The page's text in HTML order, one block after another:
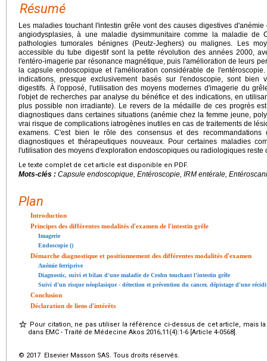
Résumé
Les maladies touchant l'intestin grêle vont des causes digestives
angiodysplasies, à une maladie dysimmunitaire comme la maladie
pathologies tumorales bénignes (Peutz-Jeghers) ou malignes. Les
accessible du tube digestif sont la petite révolution des années 2000,
l'entéro-imagerie par résonance magnétique, puis l'amélioration de leurs
la capsule endoscopique et l'amélioration considérable de
indications, presque exclusivement basés sur l'endoscopie, sont bien
digestifs. À l'opposé, l'utilisation des moyens modernes d'imagerie du
l'objet de recherches par analyse du bénéfice et des indications, en
plus possible non irradiante). Le revers de la médaille de ces progrès
diagnostiques dans certaines situations (anémie chez la femme jeune,
vrai risque de complications iatrogènes inutiles en cas de traitements de
examens. C'est bien le rôle des consensus et des recommandations
diagnostiques et thérapeutiques nouveaux. Pour certaines maladies
l'utilisation des moyens d'exploration endoscopiques ou radiologiques
Le texte complet de cet article est disponible en PDF.
Mots-clés : Capsule endoscopique, Entéroscopie, IRM entérale,
Plan
Introduction
Principes des différentes modalités d'examen de l'intestin grêle
Imagerie
Endoscopie ()
Démarche diagnostique et positionnement des différentes modalités d'examen
Anémie ferriprive
Diagnostic, suivi et bilan d'une maladie de Crohn touchant l'intestin grêle
Suivi d'un risque néoplasique - détection et prévention du cancer, dépistage d'une
Conclusion
Déclaration de liens d'intérêts
Pour citation, ne pas utiliser la référence ci-dessus de cet article, mais
dans EMC - Traité de Médecine Akos 2016;11(4):1-6 [Article 4-0568].
© 2017 Elsevier Masson SAS. Tous droits réservés.